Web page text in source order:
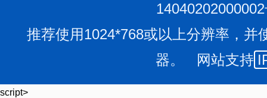
推荐使用1024*768或以上分辨率，并
器。 网站支持
script>